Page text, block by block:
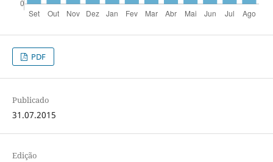
PDF
Publicado
31.07.2015
Edição